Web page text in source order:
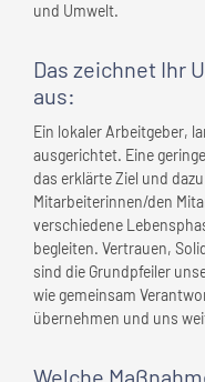
und Umwelt.
Das zeichnet Ihr
aus:
Ein lokaler Arbeitgeber,
ausgerichtet. Eine
das erklärte Ziel und
Mitarbeiterinnen/den
verschiedene
begleiten. Vertrauen,
sind die Grundpfeiler
wie gemeinsam
übernehmen und uns
Welche